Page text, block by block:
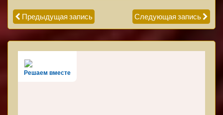
Предыдущая запись Следующая запись
Решаем вместе